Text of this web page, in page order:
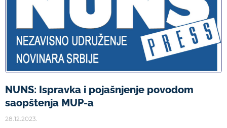
NUNS: Ispravka i pojašnjenje povodom
saopštenja MUP-a
28.12.2023.